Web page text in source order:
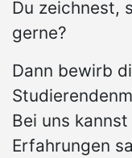
Du zeichnest,
gerne?
Dann bewirb
Bei uns
Erfahrungen